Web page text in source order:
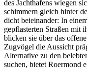
des Jachthafens wiegen
schimmern gleich hinter
dicht beieinander: In
gepflasterten Straßen mit
blicken sie über das
Zugvögel die Aussicht
Alternative zu den
suchen, bietet Roermond